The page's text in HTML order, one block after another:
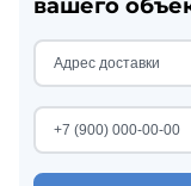
вашего